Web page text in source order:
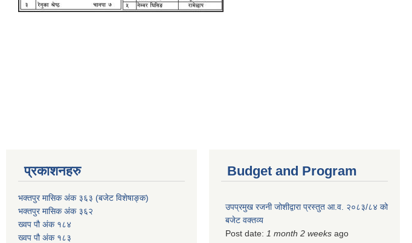
प्रकाशनहरु
भक्तपुर मासिक अंक ३६३ (बजेट विशेषाङ्क)
भक्तपुर मासिक अंक ३६२
ख्वप पौ अंक १८४
ख्वप पौ अंक १८३
Budget and Program
उपप्रमुख रजनी जोशीद्वारा प्रस्तुत आ.व. २०८३/८४ को
बजेट वक्तव्य
Post date: 1 month 2 weeks ago